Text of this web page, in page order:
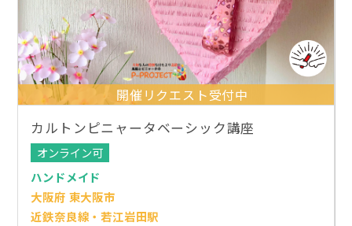
開催リクエスト受付中
カルトンピニャータベーシック講座
オンライン可
ハンドメイド
大阪府 東大阪市
近鉄奈良線・若江岩田駅